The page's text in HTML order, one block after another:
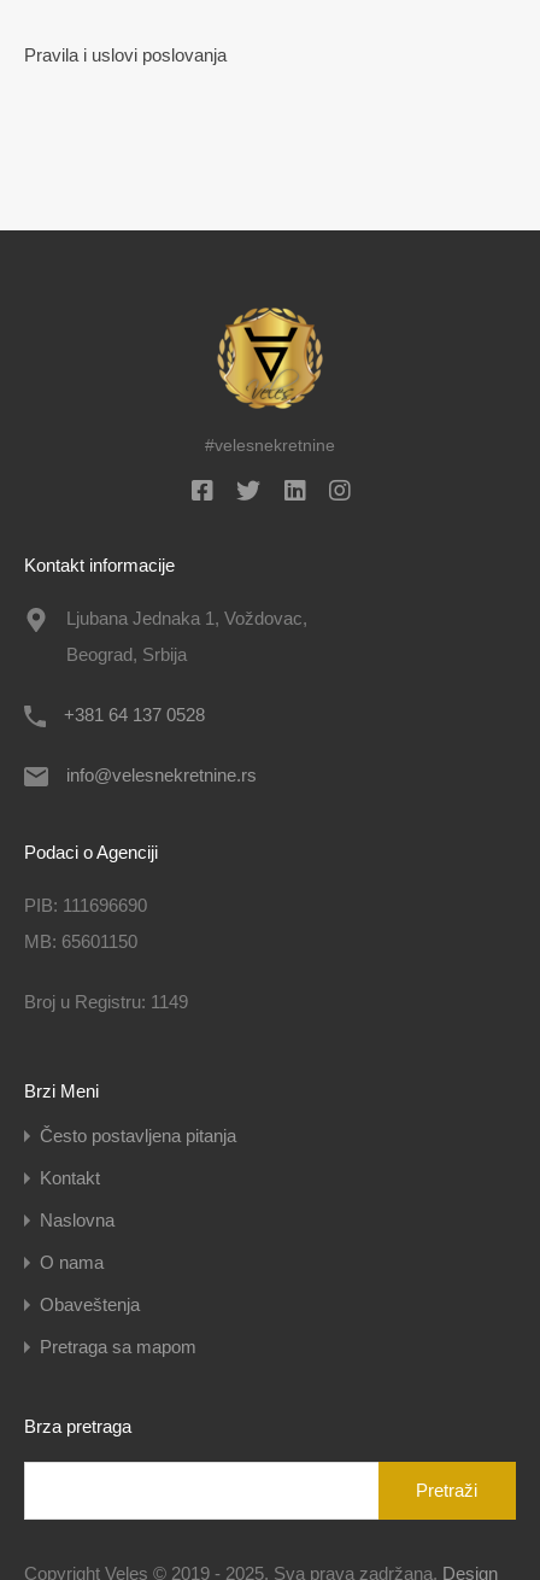
Pravila i uslovi poslovanja
#velesnekretnine
Kontakt informacije
Ljubana Jednaka 1, Voždovac,
Beograd, Srbija
+381 64 137 0528
info@velesnekretnine.rs
Podaci o Agenciji
PIB: 111696690
MB: 65601150
Broj u Registru: 1149
Brzi Meni
Često postavljena pitanja
Kontakt
Naslovna
O nama
Obaveštenja
Pretraga sa mapom
Brza pretraga
Copyright Veles © 2019 - 2025. Sva prava zadržana. Design